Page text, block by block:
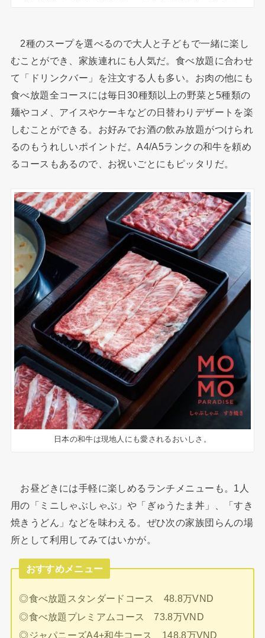
2種のスープを選べるので大人と子どもで一緒に楽し
むことができ、家族連れにも人気だ。食べ放題に合わせ
て「ドリンクバー」を注文する人も多い。お肉の他にも
食べ放題全コースには毎日30種類以上の野菜と5種類の
麺やコメ、アイスやケーキなどの日替わりデザートを楽
しむことができる。お好みでお酒の飲み放題がつけられ
るのもうれしいポイントだ。A4/A5ランクの和牛を頼め
るコースもあるので、お祝いごとにもピッタリだ。
日本の和牛は現地人にも愛されるおいしさ。
お昼どきには手軽に楽しめるランチメニューも。1人
用の「ミニしゃぶしゃぶ」や「ぎゅうたま丼」、「すき
焼きうどん」などを味わえる。ぜひ次の家族団らんの場
所として利用してみてはいかが。
おすすめメニュー
◎食べ放題スタンダードコース 48.8万VND
◎食べ放題プレミアムコース 73.8万VND
◎ジャパニーズA4+和牛コース 148.8万VND